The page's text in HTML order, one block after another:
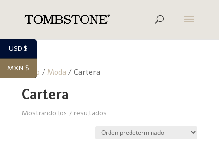
Inicio / Moda / Cartera
Cartera
Mostrando los 7 resultados
USD $
MXN $